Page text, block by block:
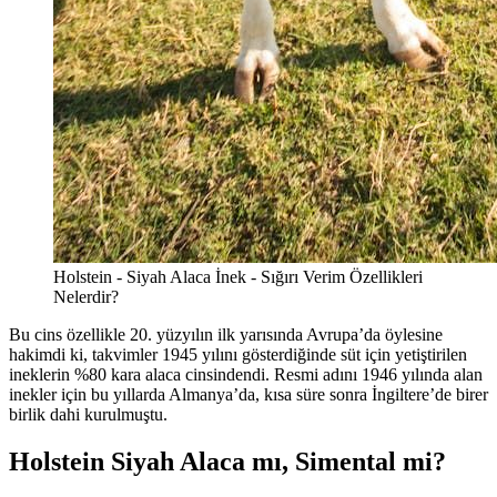
Holstein - Siyah Alaca İnek - Sığırı Verim Özellikleri
Nelerdir?
Bu cins özellikle 20. yüzyılın ilk yarısında Avrupa’da öylesine
hakimdi ki, takvimler 1945 yılını gösterdiğinde süt için yetiştirilen
ineklerin %80 kara alaca cinsindendi. Resmi adını 1946 yılında alan
inekler için bu yıllarda Almanya’da, kısa süre sonra İngiltere’de birer
birlik dahi kurulmuştu.
Holstein Siyah Alaca mı, Simental mi?